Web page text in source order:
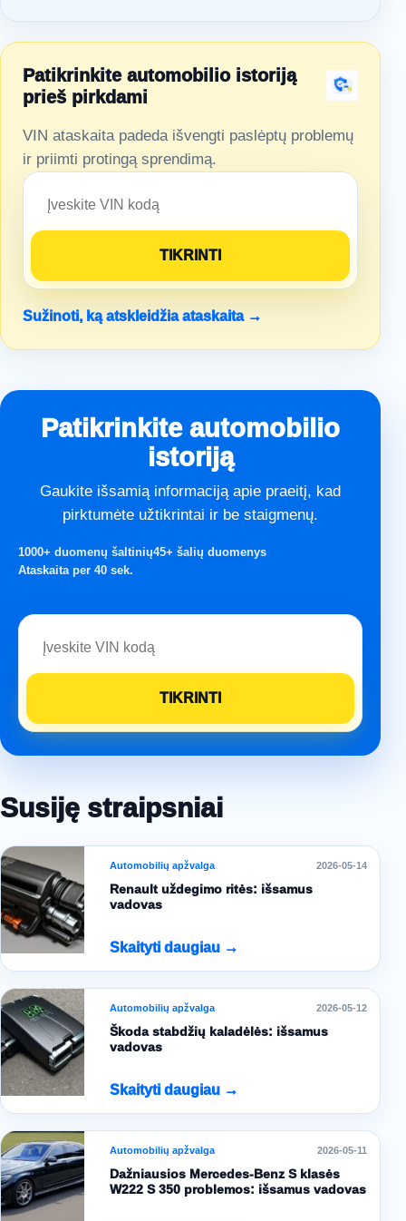
Patikrinkite automobilio istoriją
prieš pirkdami
VIN ataskaita padeda išvengti paslėptų problemų
ir priimti protingą sprendimą.
Sužinoti, ką atskleidžia ataskaita →
Patikrinkite automobilio
istoriją
Gaukite išsamią informaciją apie praeitį, kad
pirktumėte užtikrintai ir be staigmenų.
1000+ duomenų šaltinių45+ šalių duomenys
Ataskaita per 40 sek.
Susiję straipsniai
Automobilių apžvalga 2026-05-14
Renault uždegimo ritės: išsamus
vadovas
Skaityti daugiau →
Automobilių apžvalga 2026-05-12
Škoda stabdžių kaladėlės: išsamus
vadovas
Skaityti daugiau →
Automobilių apžvalga 2026-05-11
Dažniausios Mercedes-Benz S klasės
W222 S 350 problemos: išsamus vadovas